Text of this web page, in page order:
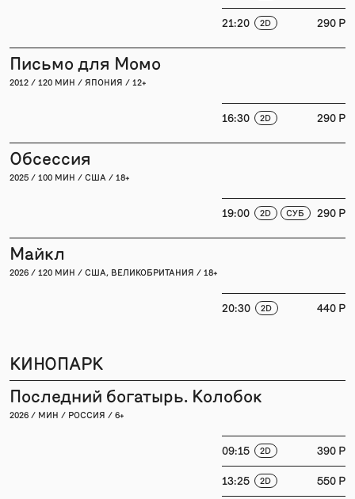
21:20 2D 290 P
Письмо для Момо
2012 / 120 МИН / ЯПОНИЯ / 12+
16:30 2D 290 P
Обсессия
2025 / 100 МИН / США / 18+
19:00 2D СУБ 290 P
Майкл
2026 / 120 МИН / США, ВЕЛИКОБРИТАНИЯ / 18+
20:30 2D 440 P
КИНОПАРК
Последний богатырь. Колобок
2026 / МИН / РОССИЯ / 6+
09:15 2D 390 P
13:25 2D 550 P